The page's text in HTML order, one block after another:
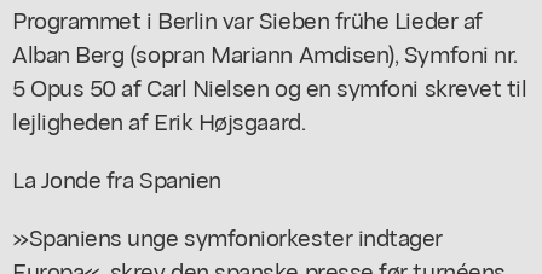
Programmet i Berlin var Sieben frühe Lieder af
Alban Berg (sopran Mariann Amdisen), Symfoni nr.
5 Opus 50 af Carl Nielsen og en symfoni skrevet til
lejligheden af Erik Højsgaard.
La Jonde fra Spanien
»Spaniens unge symfoniorkester indtager